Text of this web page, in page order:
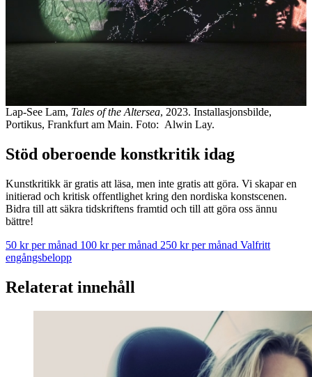
Lap-See Lam, Tales of the Altersea, 2023. Installasjonsbilde,
Portikus, Frankfurt am Main. Foto: Alwin Lay.
Stöd oberoende konstkritik idag
Kunstkritikk är gratis att läsa, men inte gratis att göra. Vi skapar en
initierad och kritisk offentlighet kring den nordiska konstscenen.
Bidra till att säkra tidskriftens framtid och till att göra oss ännu
bättre!
50 kr per månad 100 kr per månad 250 kr per månad Valfritt
engångsbelopp
Relaterat innehåll